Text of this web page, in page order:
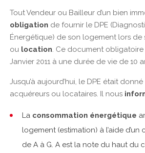
Tout Vendeur ou Bailleur d’un bien
obligation de fournir le DPE
Énergétique) de son logement lors de
ou location. Ce document obligatoire
Janvier 2011 à une durée de vie de 10
Jusqu’à aujourd’hui, le DPE était
acquéreurs ou locataires. Il nous
La consommation énergétique
logement (estimation) à l’aide
de A à G. A est la note du haut du